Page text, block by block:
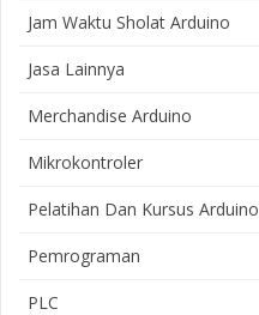
Jam Waktu Sholat Arduino
Jasa Lainnya
Merchandise Arduino
Mikrokontroler
Pelatihan Dan Kursus Arduino
Pemrograman
PLC